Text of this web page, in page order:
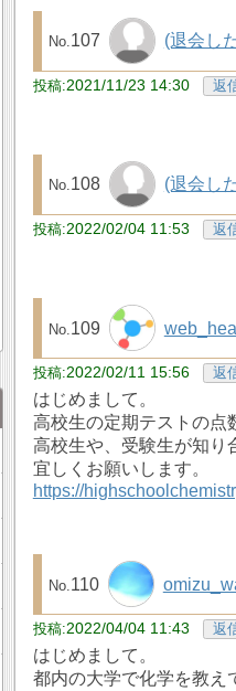
107 (退会し
2021/11/23 14:30 返
108 (退会し
2022/02/04 11:53 返
109
2022/02/11 15:56 返
はじめまして。
高校生の定期テストの点
高校生や、受験生が知り
宜しくお願いします。
https://
110
2022/04/04 11:43 返
はじめまして。
都内の大学で化学を教え